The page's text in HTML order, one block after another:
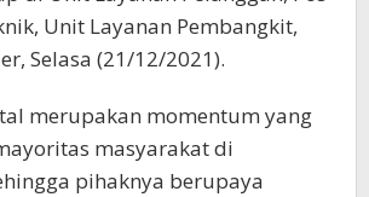
Unit Layanan Pembangkit,
Selasa (21/12/2021).
merupakan momentum yang
masyarakat di
pihaknya berupaya